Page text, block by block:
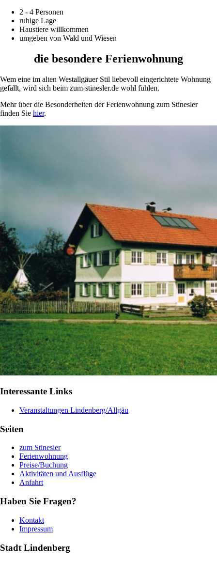
2 - 4 Personen
ruhige Lage
Haustiere willkommen
umgeben von Wald und Wiesen
die besondere Ferienwohnung
Wem eine im alten Westallgäuer Stil liebevoll eingerichtete Wohnung
gefällt, wird sich beim zum-stinesler.de wohl fühlen.
Mehr über die Besonderheiten der Ferienwohnung zum Stinesler
finden Sie hier.
Interessante Links
Veranstaltungen Lindenberg/Allgäu
Seiten
zum Stinesler
Ferienwohnung
Preise/Buchung
Aktivitäten und Ausflüge
Anfahrt
Haben Sie Fragen?
Kontakt
Impressum
Stadt Lindenberg